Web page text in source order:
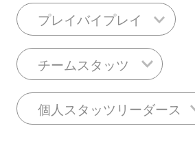
プレイバイプレイ
チームスタッツ
個人スタッツリーダース